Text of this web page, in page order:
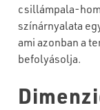
csillámpala-
színárnyalata
ami azonban a
befolyásolja.